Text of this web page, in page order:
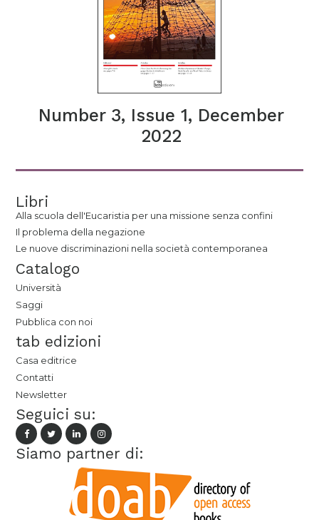
Number 3, Issue 1, December
2022
Libri
Alla scuola dell'Eucaristia per una missione senza confini
Il problema della negazione
Le nuove discriminazioni nella società contemporanea
Catalogo
Università
Saggi
Pubblica con noi
tab edizioni
Casa editrice
Contatti
Newsletter
Seguici su:
Siamo partner di: